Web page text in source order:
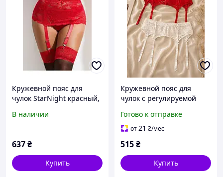
Кружевной пояс для
чулок StarNight красный,
В наличии
637₴
Купить
Кружевной пояс для
чулок с регулируемой
Готово к отправке
от21 ₴/мес
515₴
Купить